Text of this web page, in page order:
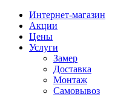
Интернет-магазин
Акции
Цены
Услуги
Замер
Доставка
Монтаж
Самовывоз